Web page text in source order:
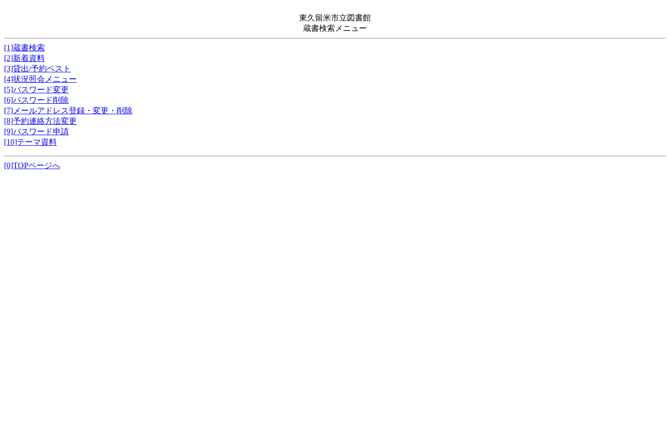
東久留米市立図書館
蔵書検索メニュー
[1]蔵書検索
[2]新着資料
[3]貸出/予約ベスト
[4]状況照会メニュー
[5]パスワード変更
[6]パスワード削除
[7]メールアドレス登録・変更・削除
[8]予約連絡方法変更
[9]パスワード申請
[10]テーマ資料
[0]TOPページへ